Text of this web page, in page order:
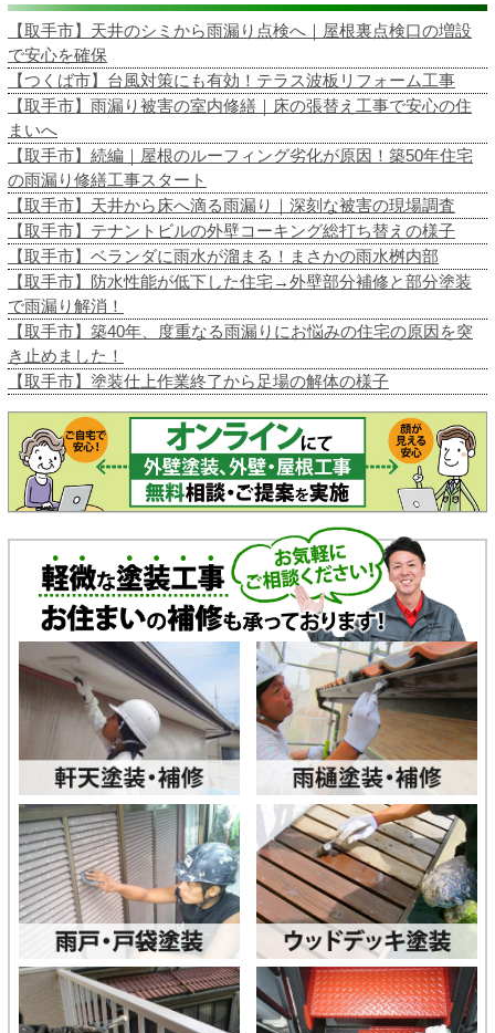
【取手市】天井のシミから雨漏り点検へ｜屋根裏点検口の増設
で安心を確保
【つくば市】台風対策にも有効！テラス波板リフォーム工事
【取手市】雨漏り被害の室内修繕｜床の張替え工事で安心の住
まいへ
【取手市】続編｜屋根のルーフィング劣化が原因！築50年住宅
の雨漏り修繕工事スタート
【取手市】天井から床へ滴る雨漏り｜深刻な被害の現場調査
【取手市】テナントビルの外壁コーキング総打ち替えの様子
【取手市】ベランダに雨水が溜まる！まさかの雨水桝内部
【取手市】防水性能が低下した住宅→外壁部分補修と部分塗装
で雨漏り解消！
【取手市】築40年、度重なる雨漏りにお悩みの住宅の原因を突
き止めました！
【取手市】塗装仕上作業終了から足場の解体の様子